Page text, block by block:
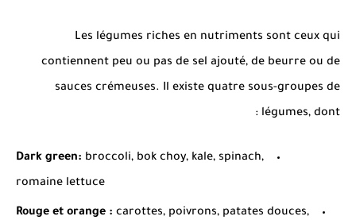
Les légumes riches en nutriments sont ceux qui
contiennent peu ou pas de sel ajouté, de beurre ou de
sauces crémeuses. Il existe quatre sous-groupes de
légumes, dont :
Dark green: broccoli, bok choy, kale, spinach,
romaine lettuce
Rouge et orange : carottes, poivrons, patates douces,